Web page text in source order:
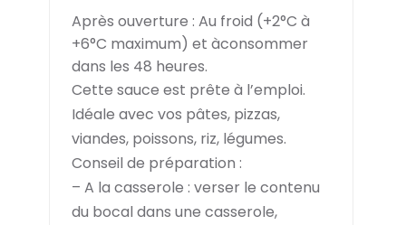
Après ouverture : Au froid (+2°C à
+6°C maximum) et àconsommer
dans les 48 heures.
Cette sauce est prête à l’emploi.
Idéale avec vos pâtes, pizzas,
viandes, poissons, riz, légumes.
Conseil de préparation :
– A la casserole : verser le contenu
du bocal dans une casserole,